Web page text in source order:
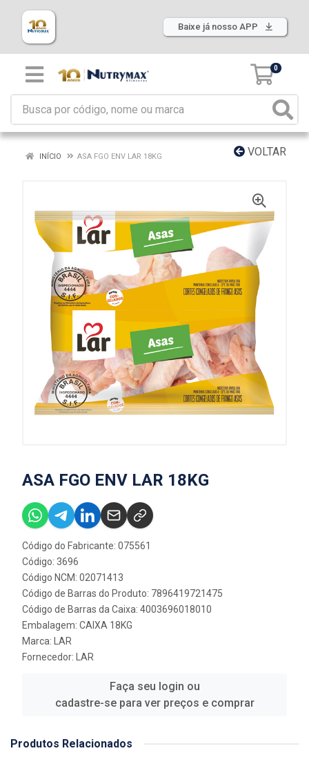
Baixe já nosso APP
0
VOLTAR
INÍCIO ASA FGO ENV LAR 18KG
ASA FGO ENV LAR 18KG
Código do Fabricante: 075561
Código: 3696
Código NCM: 02071413
Código de Barras do Produto: 7896419721475
Código de Barras da Caixa: 4003696018010
Embalagem: CAIXA 18KG
Marca:
LAR
Fornecedor:
LAR
Faça seu login ou
cadastre-se para ver preços e comprar
Produtos Relacionados